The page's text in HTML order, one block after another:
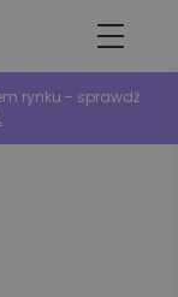
rynku - sprawdź